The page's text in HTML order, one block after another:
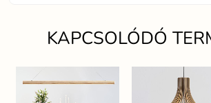
KAPCSOLÓDÓ